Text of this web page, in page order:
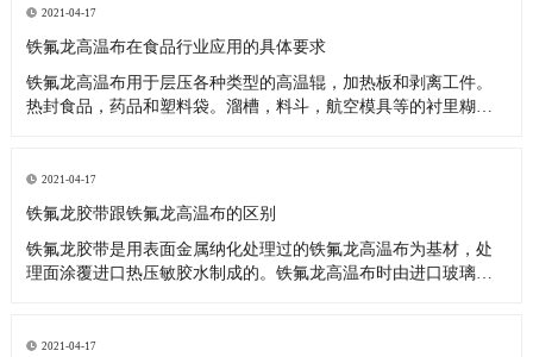
不但强度不会变低，而且重量也不减少;在350℃高温
2021-04-17
铁氟龙高温布在食品行业应用的具体要求
铁氟龙高温布用于层压各种类型的高温辊，加热板和剥离工件。
热封食品，药品和塑料袋。溜槽，料斗，航空模具等的衬里糊
附，耐腐蚀和耐高温表面处理。它用于包装，热塑性塑料，复合
材料，密封和热封，电子
2021-04-17
铁氟龙胶带跟铁氟龙高温布的区别
铁氟龙胶带是用表面金属纳化处理过的铁氟龙高温布为基材，处
理面涂覆进口热压敏胶水制成的。铁氟龙高温布时由进口玻璃纤
性能是一样的，知识应用范围有区别而已。 铁氟龙胶带主要应
2021-04-17